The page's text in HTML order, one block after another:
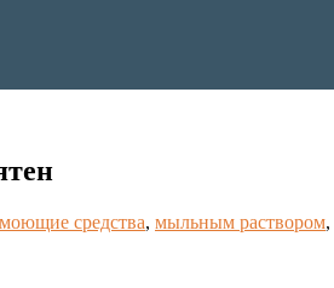
моющие средства, мыльным раствором,